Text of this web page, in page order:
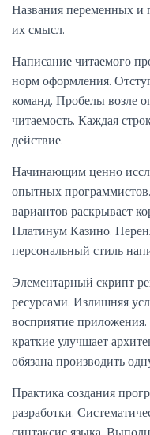
Названия переменных и
их смысл.
Написание читаемого
норм оформления.
команд. Пробелы возле
читаемость. Каждая
действие.
Начинающим ценно
опытных
вариантов раскрывает
Платинум Казино.
персональный стиль
Элементарный скрипт
ресурсами. Излишняя
восприятие
краткие улучшает
обязана производить
Практика создания
разработки.